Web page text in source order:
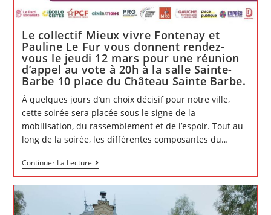
Le collectif Mieux vivre Fontenay et
Pauline Le Fur vous donnent rendez-
vous le jeudi 12 mars pour une réunion
d’appel au vote à 20h à la salle Sainte-
Barbe 10 place du Château Sainte Barbe.
À quelques jours d’un choix décisif pour notre ville,
cette soirée sera placée sous le signe de la
mobilisation, du rassemblement et de l’espoir. Tout au
long de la soirée, les différentes composantes du…
Continuer La Lecture Le
collectif
Mieux
vivre
Fontenay
et
Pauline